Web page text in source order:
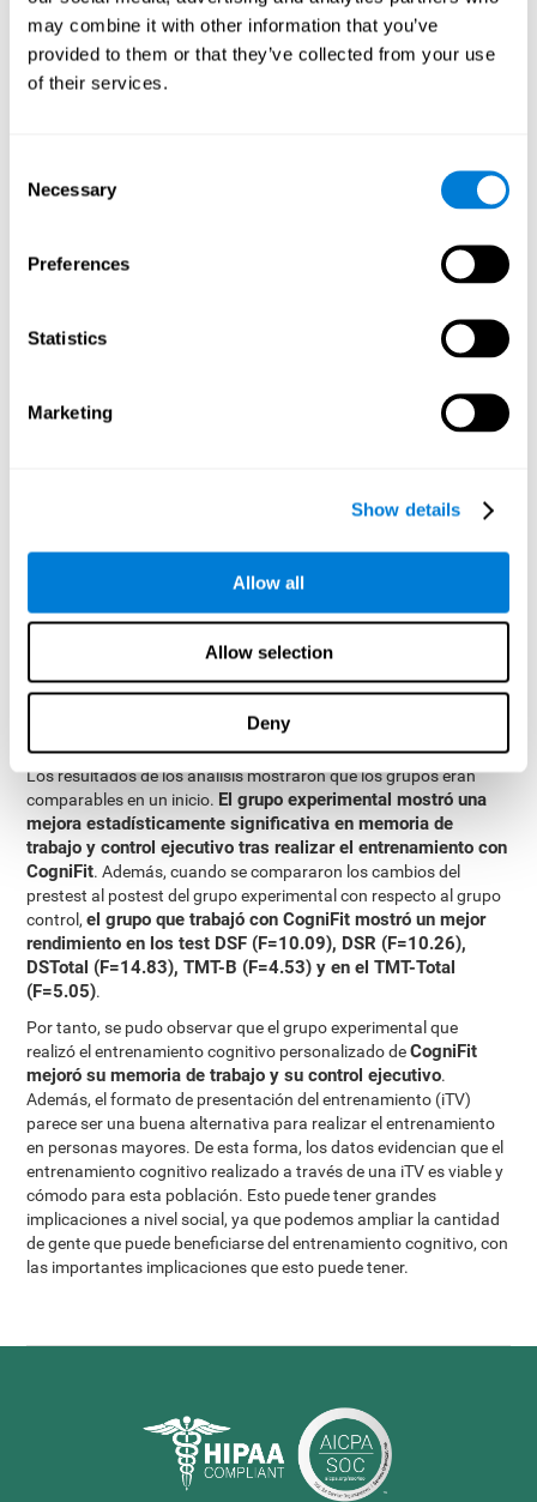
may combine it with other information that you’ve
provided to them or that they’ve collected from your use
of their services.
Selection
Necessary
Preferences
Statistics
Marketing
Show details
Allow all
Allow selection
Deny
participantes una serie de test y cuestionarios:
TONI-3(Test of non-verbal intelligence, tercera edición), que
mide la inteligencia no verbal.
(Digit Span) directos (DSF) e indirectos (DSR), que mide
memoria de trabajo.
Mundial de la Salud), que se usa para detectar depresión, y
da una puntuación subjetiva acerca del bienestar físico y
Una escala acerca de la
comodidad de uso de las iTV(iTV
Se empleó el SPSS 17.0 para analizar los datos. Para determinar
y las pruebas Chi-Cuadrado. Para medir las diferencias
mixtos de medidas repetidas, con un modelo independiente para
cada variable. Todo esto hizo posible medir:
Las diferencias iniciales entre los dos grupos.
Las diferencias entre el Pretest y el Postest en cada grupo.
Las diferencias entre ambos grupos.
Resultados y conclusiones
Los resultados de los análisis mostraron que los grupos eran
comparables en un inicio. El grupo experimental mostró una
mejora estadísticamente significativa en memoria de
trabajo y control ejecutivo tras realizar el entrenamiento con
CogniFit. Además, cuando se compararon los cambios del
prestest al postest del grupo experimental con respecto al grupo
control,el grupo que trabajó con CogniFit mostró un mejor
rendimiento en los test DSF (F=10.09), DSR (F=10.26),
DSTotal (F=14.83), TMT-B (F=4.53) y en el TMT-Total
(F=5.05).
Por tanto, se pudo observar que el grupo experimental que
realizó el entrenamiento cognitivo personalizado deCogniFit
mejoró su memoria de trabajo y su control ejecutivo.
Además, el formato de presentación del entrenamiento (iTV)
parece ser una buena alternativa para realizar el entrenamiento
en personas mayores. De esta forma, los datos evidencian que el
entrenamiento cognitivo realizado a través de una iTV es viable y
cómodo para esta población. Esto puede tener grandes
implicaciones a nivel social, ya que podemos ampliar la cantidad
de gente que puede beneficiarse del entrenamiento cognitivo, con
las importantes implicaciones que esto puede tener.